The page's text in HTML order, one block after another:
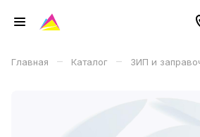
Главная – Каталог – ЗИП и